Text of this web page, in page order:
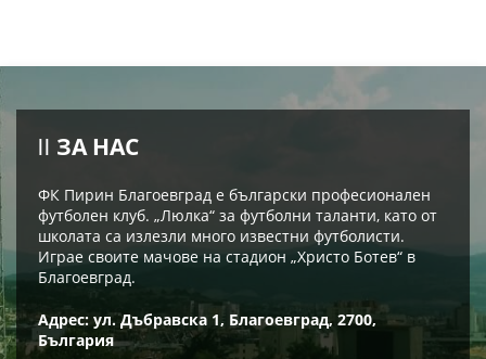
ЗА НАС
ФК Пирин Благоевград е български професионален
футболен клуб. „Люлка“ за футболни таланти, като от
школата са излезли много известни футболисти.
Играе своите мачове на стадион „Христо Ботев“ в
Благоевград.
Адрес: ул. Дъбравска 1, Благоевград, 2700,
България